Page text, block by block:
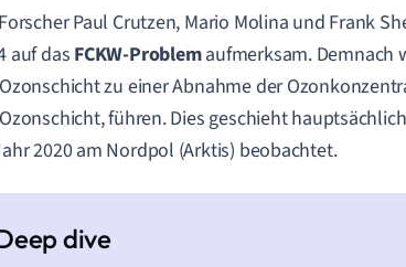
Paul Crutzen, Mario Molina und Frank
auf dasFCKW-Problemaufmerksam. Demnach
zu einer Abnahme der
führen. Dies geschieht
2020 am Nordpol (Arktis) beobachtet.